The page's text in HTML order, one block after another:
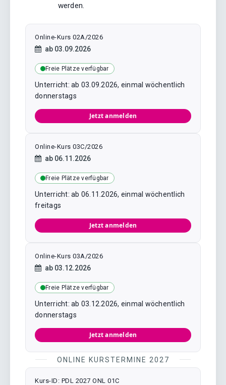
werden.
Online-Kurs 02A/2026
Kursstart:
ab 03.09.2026
Freie Plätze verfügbar
Unterricht: ab 03.09.2026, einmal wöchentlich
donnerstags
Jetzt anmelden
Online-Kurs 03C/2026
Kursstart:
ab 06.11.2026
Freie Plätze verfügbar
Unterricht: ab 06.11.2026, einmal wöchentlich
freitags
Jetzt anmelden
Online-Kurs 03A/2026
Kursstart:
ab 03.12.2026
Freie Plätze verfügbar
Unterricht: ab 03.12.2026, einmal wöchentlich
donnerstags
Jetzt anmelden
ONLINE KURSTERMINE 2027
Kurs-ID: PDL 2027 ONL 01C